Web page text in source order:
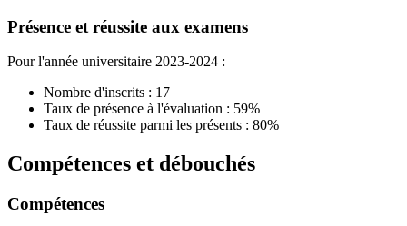
Présence et réussite aux examens
Pour l'année universitaire 2023-2024 :
Nombre d'inscrits : 17
Taux de présence à l'évaluation : 59%
Taux de réussite parmi les présents : 80%
Compétences et débouchés
Compétences